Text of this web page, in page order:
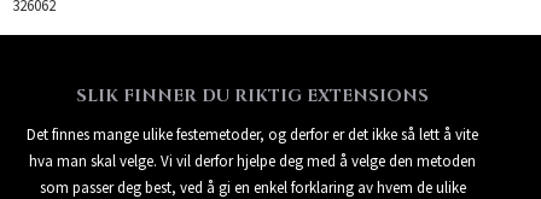
326062
SLIK FINNER DU RIKTIG EXTENSIONS
Det finnes mange ulike festemetoder, og derfor er det ikke så lett å vite
hva man skal velge. Vi vil derfor hjelpe deg med å velge den metoden
som passer deg best, ved å gi en enkel forklaring av hvem de ulike